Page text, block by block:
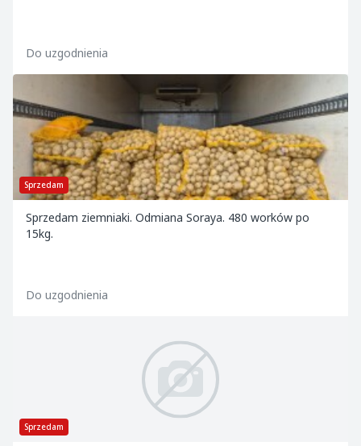
Do uzgodnienia
Sprzedam
Sprzedam ziemniaki. Odmiana Soraya. 480 worków po
15kg.
Do uzgodnienia
Sprzedam